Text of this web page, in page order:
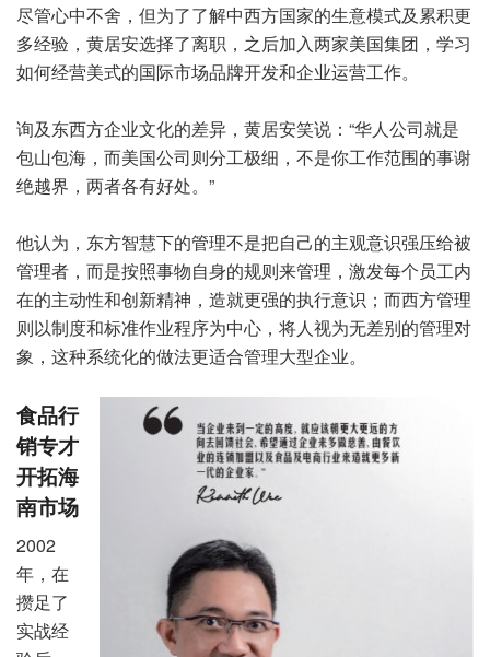
尽管心中不舍，但为了了解中西方国家的生意模式及累积更
多经验，黄居安选择了离职，之后加入两家美国集团，学习
如何经营美式的国际市场品牌开发和企业运营工作。
询及东西方企业文化的差异，黄居安笑说：“华人公司就是
包山包海，而美国公司则分工极细，不是你工作范围的事谢
绝越界，两者各有好处。”
他认为，东方智慧下的管理不是把自己的主观意识强压给被
管理者，而是按照事物自身的规则来管理，激发每个员工内
在的主动性和创新精神，造就更强的执行意识；而西方管理
则以制度和标准作业程序为中心，将人视为无差别的管理对
象，这种系统化的做法更适合管理大型企业。
食品行
销专才
开拓海
南市场
2002
年，在
攒足了
实战经